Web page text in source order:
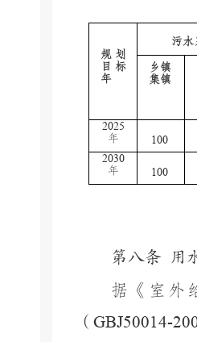
规划
目标
年
污水
乡镇
集镇
2025
年
100
2030
年
100
第八条 用
据《室外
（GBJ50014-